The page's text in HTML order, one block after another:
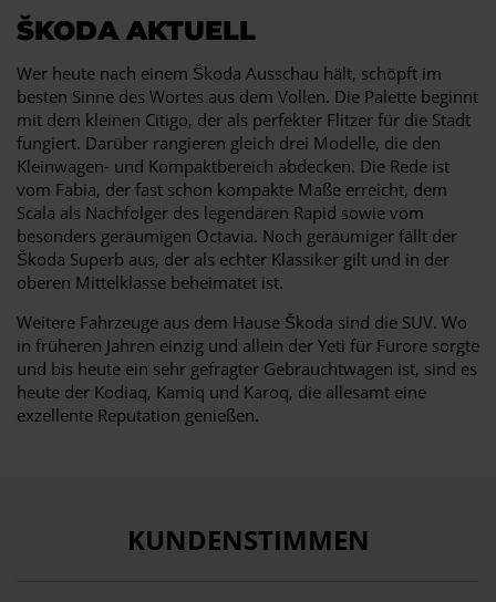
ŠKODA AKTUELL
Wer heute nach einem Škoda Ausschau hält, schöpft im
besten Sinne des Wortes aus dem Vollen. Die Palette beginnt
mit dem kleinen Citigo, der als perfekter Flitzer für die Stadt
fungiert. Darüber rangieren gleich drei Modelle, die den
Kleinwagen- und Kompaktbereich abdecken. Die Rede ist
vom Fabia, der fast schon kompakte Maße erreicht, dem
Scala als Nachfolger des legendären Rapid sowie vom
besonders geräumigen Octavia. Noch geräumiger fällt der
Škoda Superb aus, der als echter Klassiker gilt und in der
oberen Mittelklasse beheimatet ist.
Weitere Fahrzeuge aus dem Hause Škoda sind die SUV. Wo
in früheren Jahren einzig und allein der Yeti für Furore sorgte
und bis heute ein sehr gefragter Gebrauchtwagen ist, sind es
heute der Kodiaq, Kamiq und Karoq, die allesamt eine
exzellente Reputation genießen.
KUNDENSTIMMEN